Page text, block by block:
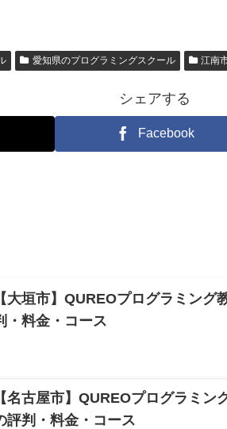
愛知県のプログラミングスクール 江南
シェアする
Facebook
【大垣市】QUREOプログラミン
・料金・コース
【名古屋市】QUREOプログラミ
評判・料金・コース